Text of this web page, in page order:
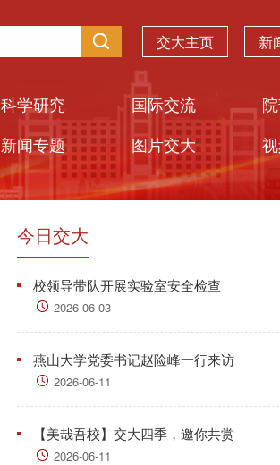
交大主页 新
科学研究 国际交流
新闻专题 图片交大
今日交大
校领导带队开展实验室安全检查
2026-06-03
燕山大学党委书记赵险峰一行来访
2026-06-11
【美哉吾校】交大四季，邀你共赏
2026-06-11